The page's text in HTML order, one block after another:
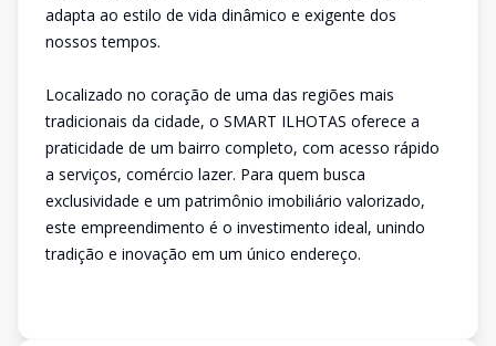
adapta ao estilo de vida dinâmico e exigente dos
nossos tempos.
Localizado no coração de uma das regiões mais
tradicionais da cidade, o SMART ILHOTAS oferece a
praticidade de um bairro completo, com acesso rápido
a serviços, comércio lazer. Para quem busca
exclusividade e um patrimônio imobiliário valorizado,
este empreendimento é o investimento ideal, unindo
tradição e inovação em um único endereço.